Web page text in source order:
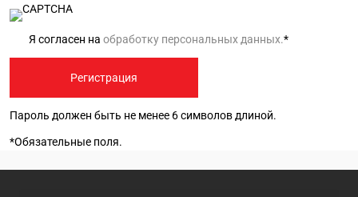
Я согласен на обработку персональных данных.*
Пароль должен быть не менее 6 символов длиной.
*Обязательные поля.